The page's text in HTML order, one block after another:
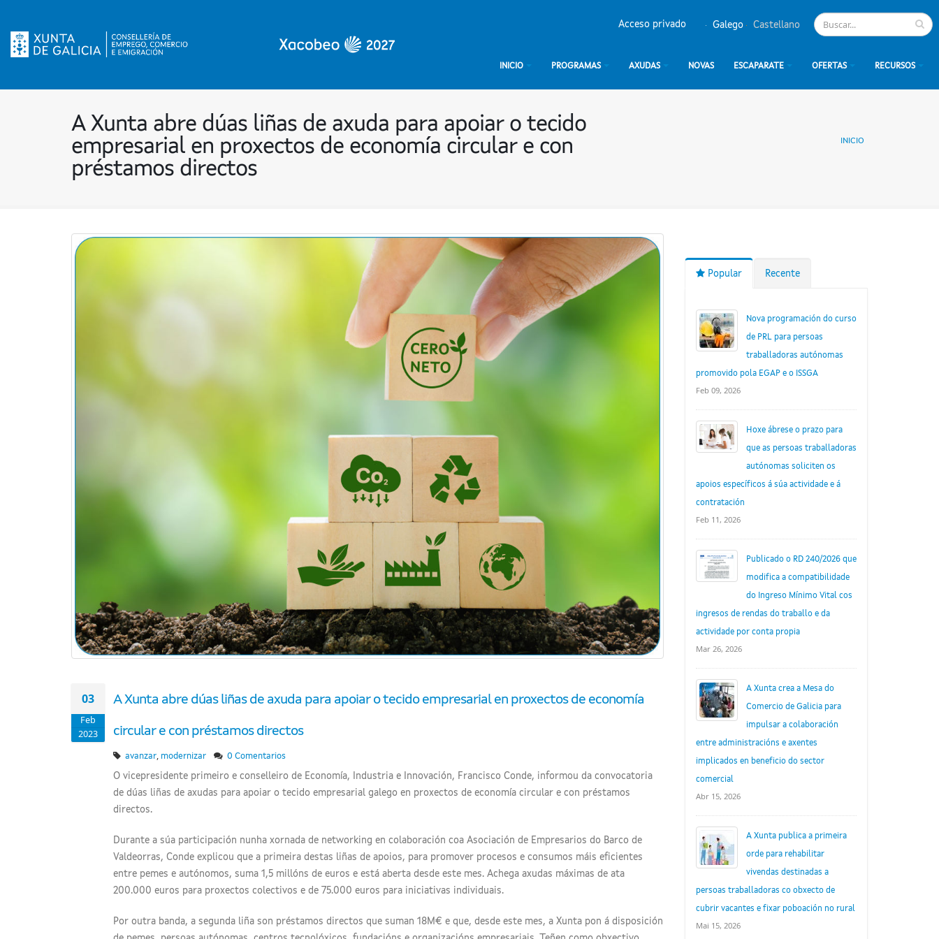
Galego Castellano
Acceso privado
INICIO PROGRAMAS AXUDAS NOVAS ESCAPARATE OFERTAS RECURSOS
A Xunta abre dúas liñas de axuda para apoiar o tecido
empresarial en proxectos de economía circular e con
préstamos directos
INICIO
03
Feb
2023
A Xunta abre dúas liñas de axuda para apoiar o tecido empresarial en proxectos de economía
circular e con préstamos directos
avanzar, modernizar 0 Comentarios
O vicepresidente primeiro e conselleiro de Economía, Industria e Innovación, Francisco Conde, informou da convocatoria
de dúas liñas de axudas para apoiar o tecido empresarial galego en proxectos de economía circular e con préstamos
directos.
Durante a súa participación nunha xornada de networking en colaboración coa Asociación de Empresarios do Barco de
Valdeorras, Conde explicou que a primeira destas liñas de apoios, para promover procesos e consumos máis eficientes
entre pemes e autónomos, suma 1,5 millóns de euros e está aberta desde este mes. Achega axudas máximas de ata
200.000 euros para proxectos colectivos e de 75.000 euros para iniciativas individuais.
Por outra banda, a segunda liña son préstamos directos que suman 18M€ e que, desde este mes, a Xunta pon á disposición
Popular Recente
Nova programación do curso
de PRL para persoas
traballadoras autónomas
promovido pola EGAP e o ISSGA
Feb 09, 2026
Hoxe ábrese o prazo para
que as persoas traballadoras
autónomas soliciten os
apoios específicos á súa actividade e á
contratación
Feb 11, 2026
Publicado o RD 240/2026 que
modifica a compatibilidade
do Ingreso Mínimo Vital cos
ingresos de rendas do traballo e da
actividade por conta propia
Mar 26, 2026
A Xunta crea a Mesa do
Comercio de Galicia para
impulsar a colaboración
entre administracións e axentes
implicados en beneficio do sector
comercial
Abr 15, 2026
A Xunta publica a primeira
orde para rehabilitar
vivendas destinadas a
persoas traballadoras co obxecto de
cubrir vacantes e fixar poboación no rural
Mai 15, 2026